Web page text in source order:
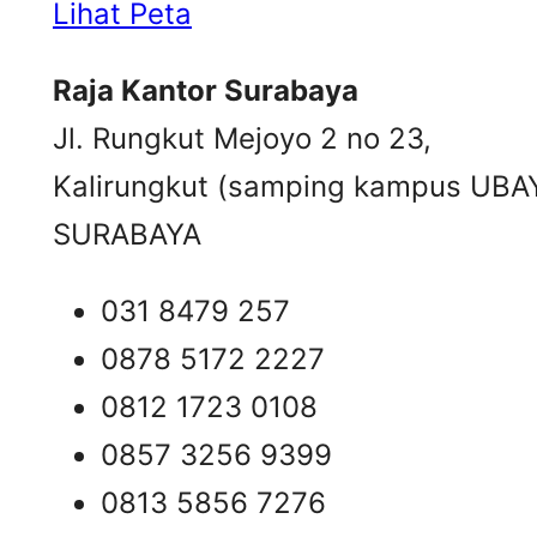
Lihat Peta
Raja Kantor Surabaya
Jl. Rungkut Mejoyo 2 no 23,
Kalirungkut (samping kampus
SURABAYA
031 8479 257
0878 5172 2227
0812 1723 0108
0857 3256 9399
0813 5856 7276